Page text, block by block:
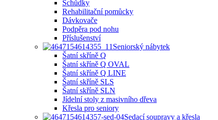
Schůdky
Rehabilitační pomůcky
Dávkovače
Podpěra pod nohu
Příslušenství
Seniorský nábytek
Šatní skříně Q
Šatní skříně Q OVAL
Šatní skříně Q LINE
Šatní skříně SLS
Šatní skříně SLN
Jídelní stoly z masivního dřeva
Křesla pro seniory
Sedací soupravy a křesla